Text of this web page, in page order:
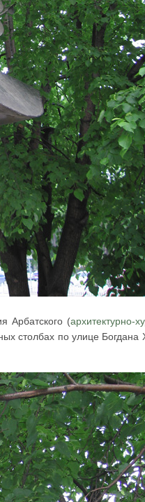
Арбатского (архитектурно-
столбах по улице Богдана